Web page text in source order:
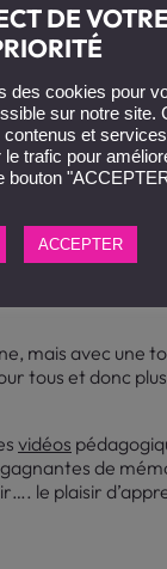
la Sécurité et de
et en
Nous
ludiques et
mesures de
pour
sensibiliser
mais avec une
tous et donc
vidéos
de
le plaisir
DE
des cookies pour
sur notre site.
contenus et
le trafic pour
bouton
ACCEPTER